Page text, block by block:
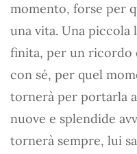
momento, forse per
una vita. Una piccola
finita, per un ricordo
con sé, per quel
tornerà per portarla
nuove e splendide
tornerà sempre, lui